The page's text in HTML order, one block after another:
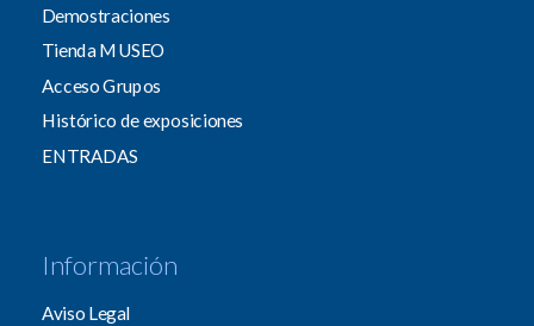
Demostraciones
Tienda MUSEO
Acceso Grupos
Histórico de exposiciones
ENTRADAS
Información
Aviso Legal